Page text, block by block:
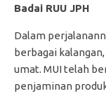
Badai RUU JPH
Dalam
berbagai
umat. MUI telah
penjaminan